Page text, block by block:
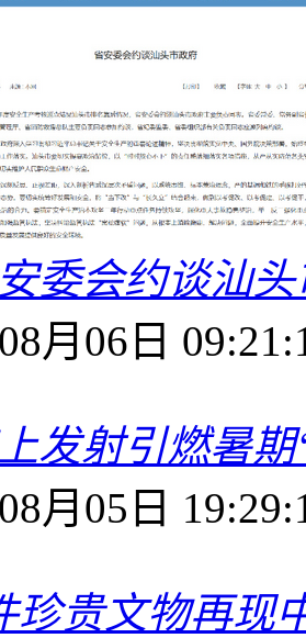
委会约谈汕
月06日
发射引燃暑
月05日
珍贵文物再现